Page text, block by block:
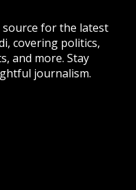
for the latest
covering politics,
and more. Stay
journalism.